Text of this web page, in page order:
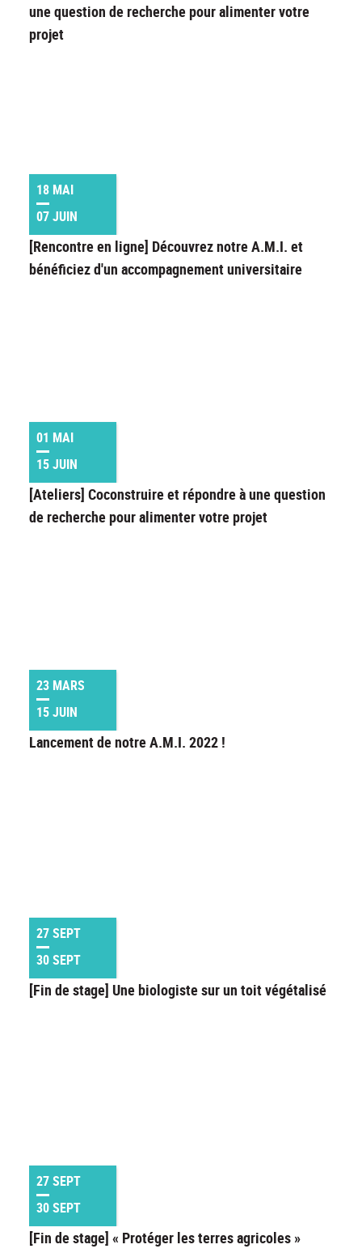
une question de recherche pour alimenter votre
projet
18 MAI
07 JUIN
[Rencontre en ligne] Découvrez notre A.M.I. et
bénéficiez d'un accompagnement universitaire
01 MAI
15 JUIN
[Ateliers] Coconstruire et répondre à une question
de recherche pour alimenter votre projet
23 MARS
15 JUIN
Lancement de notre A.M.I. 2022 !
27 SEPT
30 SEPT
[Fin de stage] Une biologiste sur un toit végétalisé
27 SEPT
30 SEPT
[Fin de stage] « Protéger les terres agricoles »